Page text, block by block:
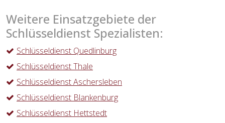
Weitere Einsatzgebiete der
Schlüsseldienst Spezialisten:
Schlüsseldienst Quedlinburg
Schlüsseldienst Thale
Schlüsseldienst Aschersleben
Schlüsseldienst Blankenburg
Schlüsseldienst Hettstedt